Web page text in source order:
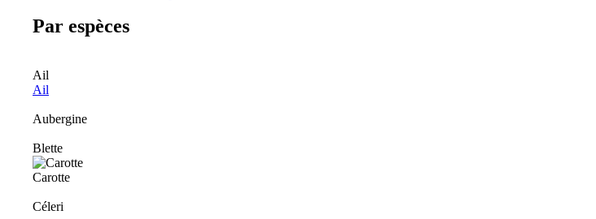
Par espèces
Ail
Ail
Aubergine
Blette
Carotte
Céleri